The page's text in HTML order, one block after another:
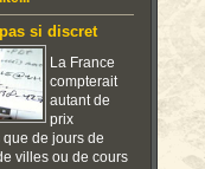
si discret
La France
compterait
autant de
prix
que de jours de
villes ou de cours